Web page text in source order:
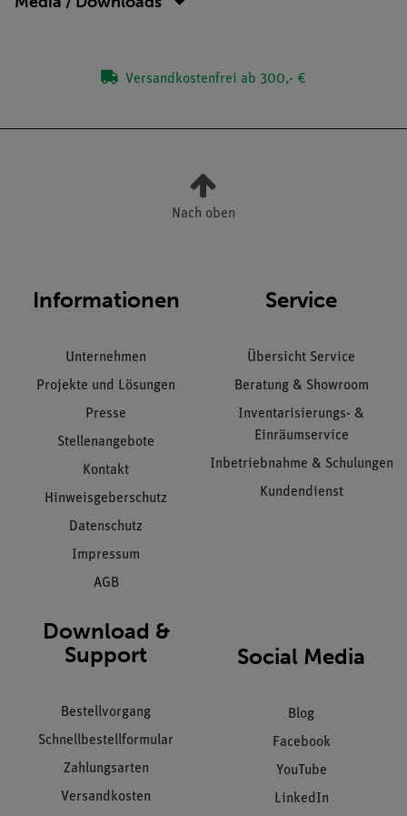
Versandkostenfrei ab 300,- €
Nach oben
Informationen
Unternehmen
Projekte und Lösungen
Presse
Stellenangebote
Kontakt
Hinweisgeberschutz
Datenschutz
Impressum
AGB
Service
Übersicht Service
Beratung & Showroom
Inventarisierungs- &
Einräumservice
Inbetriebnahme & Schulungen
Kundendienst
Download &
Support
Bestellvorgang
Schnellbestellformular
Zahlungsarten
Versandkosten
Social Media
Blog
Facebook
YouTube
LinkedIn